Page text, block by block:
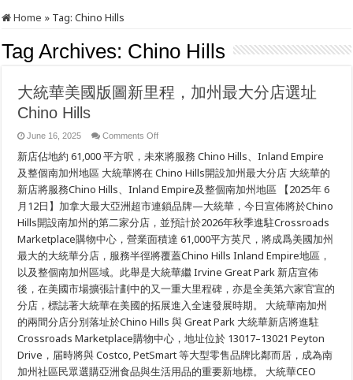
Home » Tag:Chino Hills
Tag Archives: Chino Hills
大統華美國版圖新里程，加州最大分店選址
Chino Hills
June 16, 2025 Comments Offon
統
華
國
版
圖
新
里
程，
加
州
最
大
分
店
選
址
Chino
Hills
新店佔地約 61,000 平方呎，未來將服務 Chino Hills、Inland Empire
及整個南加州地區 大統華將在 Chino Hills開設加州最大分店 大統華的
新店將服務Chino Hills、Inland Empire及整個南加州地區 【2025年 6
月12日】加拿大最大亞洲超市連鎖品牌—大統華，今日宣佈將於Chino
Hills開設南加州的第二家分店，並預計於2026年秋季進駐Crossroads
Marketplace購物中心，營業面積達 61,000平方英尺，將成爲美國加州
最大的大統華分店，服務半徑將覆蓋Chino Hills Inland Empire地區，
以及整個南加州區域。此舉是大統華繼 Irvine Great Park 新店宣佈
後，在美國市場擴張計劃中的又一重大里程碑，亦是全美第六家官宣的
分店，標誌著大統華在美國的拓展進入全速發展時期。 大統華南加州
的兩間分店分別落址於Chino Hills 與 Great Park 大統華新店將進駐
Crossroads Marketplace購物中心，地址位於 13017–13021 Peyton
Drive，届時將與 Costco, PetSmart 等大型零售品牌比鄰而居，成為南
加州社區民眾選購亞洲食品與生活用品的重要新地標。 大統華CEO